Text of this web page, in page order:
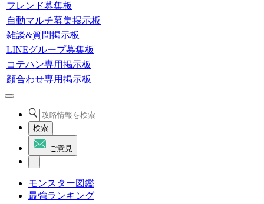
フレンド募集板
自動マルチ募集掲示板
雑談&質問掲示板
LINEグループ募集板
コテハン専用掲示板
顔合わせ専用掲示板
検索
ご意見
モンスター図鑑
最強ランキング